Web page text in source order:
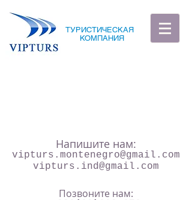
ТУРИСТИЧЕСКАЯ
КОМПАНИЯ
Напишите нам:
vipturs.montenegro@gmail.com
vipturs.ind@gmail.com
Позвоните нам: